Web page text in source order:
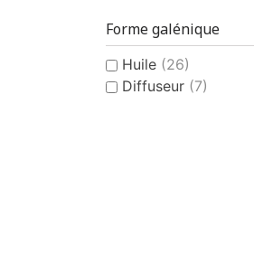
Forme galénique
Huile (26)
Diffuseur (7)